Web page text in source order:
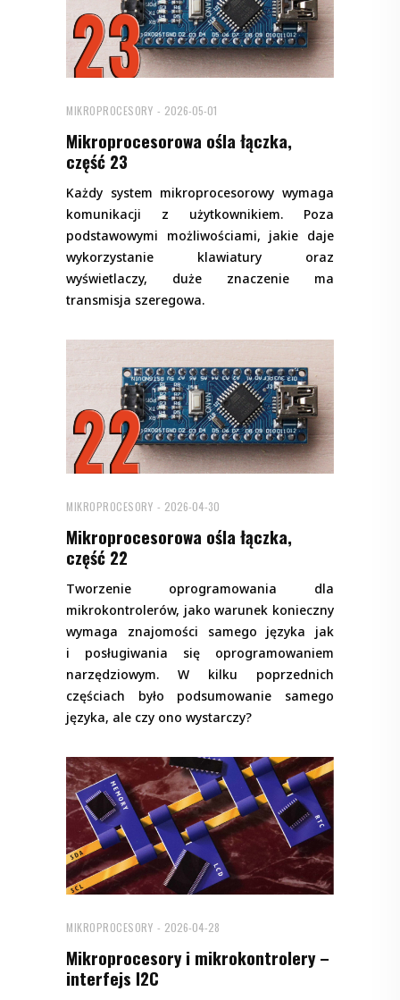
MIKROPROCESORY 2026-05-01
Mikroprocesorowa ośla łączka,
część 23
Każdy system mikroprocesorowy wymaga
komunikacji z użytkownikiem. Poza
podstawowymi możliwościami, jakie daje
wykorzystanie klawiatury oraz
wyświetlaczy, duże znaczenie ma
transmisja szeregowa.
MIKROPROCESORY 2026-04-30
Mikroprocesorowa ośla łączka,
część 22
Tworzenie oprogramowania dla
mikrokontrolerów, jako warunek konieczny
wymaga znajomości samego języka jak
i posługiwania się oprogramowaniem
narzędziowym. W kilku poprzednich
częściach było podsumowanie samego
języka, ale czy ono wystarczy?
MIKROPROCESORY 2026-04-28
Mikroprocesory i mikrokontrolery –
interfejs I2C